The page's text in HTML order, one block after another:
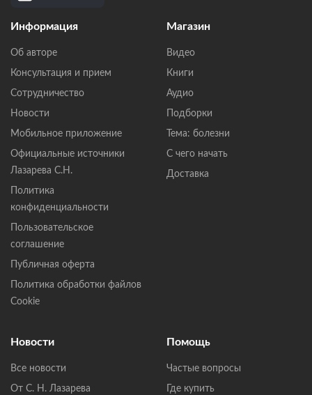
Информация
Об авторе
Консультация и прием
Сотрудничество
Новости
Мобильное приложение
Официальные источники
Лазарева С.Н.
Политика
конфиденциальности
Пользовательское
соглашение
Публичная оферта
Политика обработки файлов
Cookie
Магазин
Видео
Книги
Аудио
Подборки
Тема: болезни
С чего начать
Доставка
Новости
Все новости
От С. Н. Лазарева
Помощь
Частые вопросы
Где купить